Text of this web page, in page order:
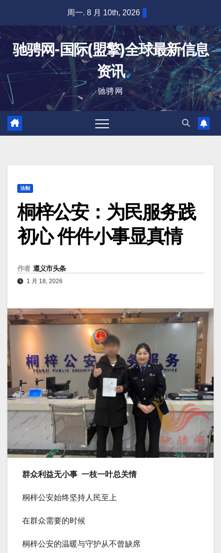
内
周一. 8 月 10th, 2026
驰骋网-国际(盟擎)全球最新信息
资讯
驰骋网
法制
桐梓公安：为民服务践
初心 件件小事显真情
作者 遵义市头条
1 月 18, 2026
群众利益无小事 一枝一叶总关情
桐梓公安始终坚持人民至上
在群众需要的时候
桐梓公安的温暖与守护从不曾缺席